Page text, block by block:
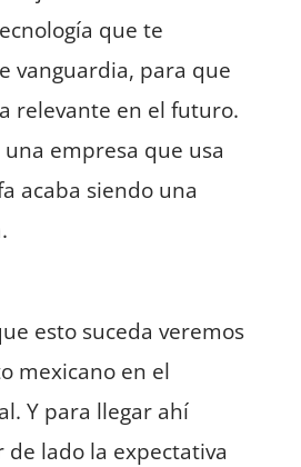
que te
vanguardia, para que
relevante en el futuro.
empresa que usa
acaba siendo una
esto suceda veremos
mexicano en el
Y para llegar ahí
de lado la expectativa